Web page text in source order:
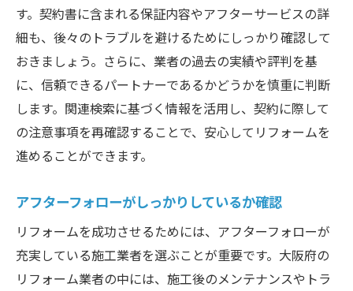
す。契約書に含まれる保証内容やアフターサービスの詳
細も、後々のトラブルを避けるためにしっかり確認して
おきましょう。さらに、業者の過去の実績や評判を基
に、信頼できるパートナーであるかどうかを慎重に判断
します。関連検索に基づく情報を活用し、契約に際して
の注意事項を再確認することで、安心してリフォームを
進めることができます。
アフターフォローがしっかりしているか確認
リフォームを成功させるためには、アフターフォローが
充実している施工業者を選ぶことが重要です。大阪府の
リフォーム業者の中には、施工後のメンテナンスやトラ